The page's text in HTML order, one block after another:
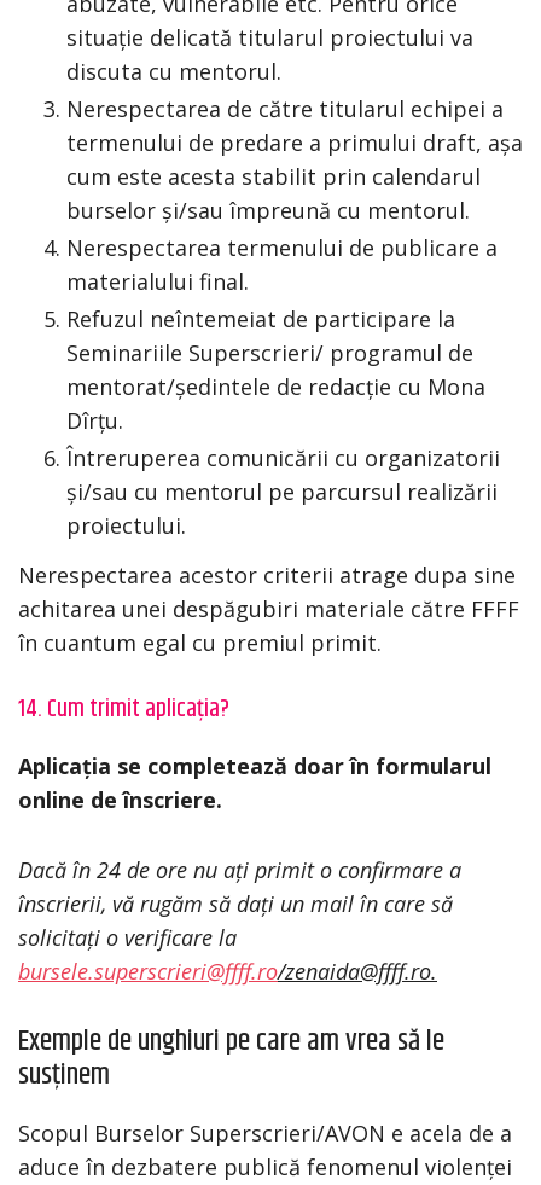
situație delicată titularul proiectului va
discuta cu mentorul.
Nerespectarea de către titularul echipei a
termenului de predare a primului draft, așa
cum este acesta stabilit prin calendarul
burselor și/sau împreună cu mentorul.
Nerespectarea termenului de publicare a
materialului final.
Refuzul neîntemeiat de participare la
Seminariile Superscrieri/ programul de
mentorat/ședintele de redacție cu Mona
Dîrțu.
Întreruperea comunicării cu organizatorii
și/sau cu mentorul pe parcursul realizării
proiectului.
Nerespectarea acestor criterii atrage dupa sine
achitarea unei despăgubiri materiale către FFFF
în cuantum egal cu premiul primit.
14. Cum trimit aplicația?
Aplicația se completează doar în formularul
online de înscriere.
Dacă în 24 de ore nu ați primit o confirmare a
înscrierii, vă rugăm să dați un mail în care să
solicitați o verificare la
bursele.superscrieri@ffff.ro/zenaida@ffff.ro.
Exemple de unghiuri pe care am vrea să le
susținem
Scopul Burselor Superscrieri/AVON e acela de a
aduce în dezbatere publică fenomenul violenței